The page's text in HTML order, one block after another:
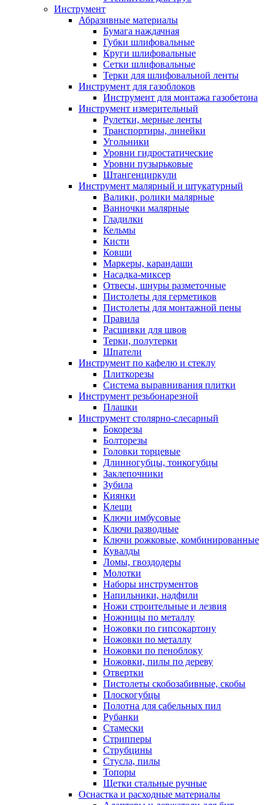
Инструмент
Абразивные материалы
Бумага наждачная
Губки шлифовальные
Круги шлифовальные
Сетки шлифовальные
Терки для шлифовальной ленты
Инструмент для газоблоков
Инструмент для монтажа газобетона
Инструмент измерительный
Рулетки, мерные ленты
Транспортиры, линейки
Угольники
Уровни гидростатические
Уровни пузырьковые
Штангенциркули
Инструмент малярный и штукатурный
Валики, ролики малярные
Ванночки малярные
Гладилки
Кельмы
Кисти
Ковши
Маркеры, карандаши
Насадка-миксер
Отвесы, шнуры разметочные
Пистолеты для герметиков
Пистолеты для монтажной пены
Правила
Расшивки для швов
Терки, полутерки
Шпатели
Инструмент по кафелю и стеклу
Плиткорезы
Система выравнивания плитки
Инструмент резьбонарезной
Плашки
Инструмент столярно-слесарный
Бокорезы
Болторезы
Головки торцевые
Длинногубцы, тонкогубцы
Заклепочники
Зубила
Киянки
Клещи
Ключи имбусовые
Ключи разводные
Ключи рожковые, комбинированные
Кувалды
Ломы, гвоздодеры
Молотки
Наборы инструментов
Напильники, надфили
Ножи строительные и лезвия
Ножницы по металлу
Ножовки по гипсокартону
Ножовки по металлу
Ножовки по пеноблоку
Ножовки, пилы по дереву
Отвертки
Пистолеты скобозабивные, скобы
Плоскогубцы
Полотна для сабельных пил
Рубанки
Стамески
Стрипперы
Струбцины
Стусла, пилы
Топоры
Щетки стальные ручные
Оснастка и расходные материалы